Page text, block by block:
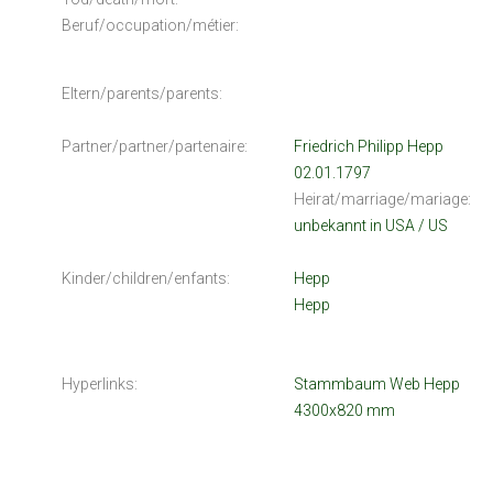
Beruf/occupation/métier:
Eltern/parents/parents:
Partner/partner/partenaire:
Friedrich Philipp Hepp
02.01.1797
Heirat/marriage/mariage:
unbekannt in USA / US
Kinder/children/enfants:
Hepp
Hepp
Hyperlinks:
Stammbaum Web Hepp
4300x820 mm